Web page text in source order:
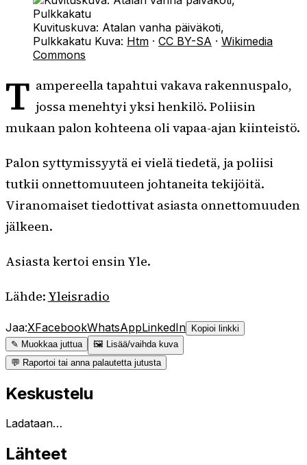
Kuvituskuva: Atalan vanha päiväkoti,
Pulkkakatu Kuva: Htm · CC BY-SA · Wikimedia
Commons
T ampereella tapahtui vakava rakennuspalo,
jossa menehtyi yksi henkilö. Poliisin
mukaan palon kohteena oli vapaa-ajan kiinteistö.
Palon syttymissyytä ei vielä tiedetä, ja poliisi
tutkii onnettomuuteen johtaneita tekijöitä.
Viranomaiset tiedottivat asiasta onnettomuuden
jälkeen.
Asiasta kertoi ensin Yle.
Lähde: Yleisradio
Jaa:XFacebookWhatsAppLinkedIn Kopioi linkki
✎ Muokkaa juttua
🖼 Lisää/vaihda kuva
💬 Raportoi tai anna palautetta jutusta
Keskustelu
Ladataan…
Lähteet